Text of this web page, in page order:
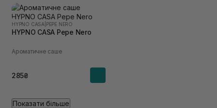
HYPNO CASA PEPE NERO
HYPNO CASA Pepe Nero
Ароматичне саше
285₴
Показати більше